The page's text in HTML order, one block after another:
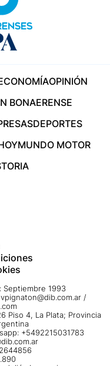
OPINIÓN
BONAERENSE
DEPORTES
MUNDO MOTOR
Septiembre 1993
vpignaton@dib.com.ar /
Piso 4, La Plata; Provincia
+5492215031783